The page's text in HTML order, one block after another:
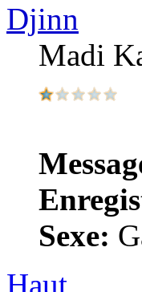
Djinn
Madi
Sexe:
Haut